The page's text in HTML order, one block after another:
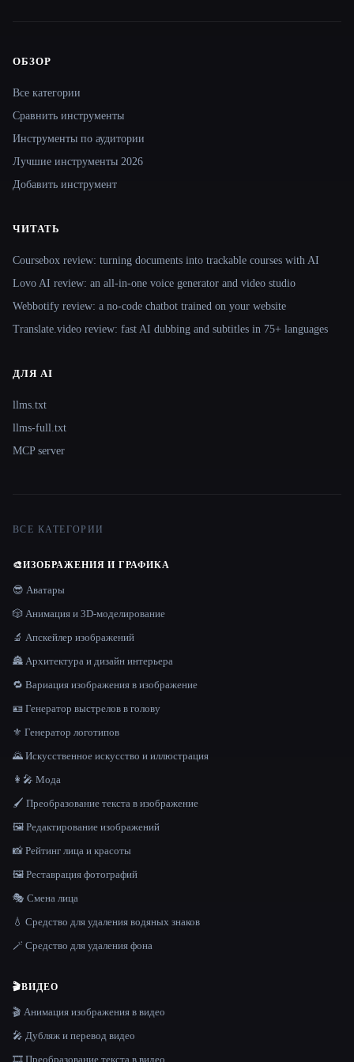
Site navigation
ОБЗОР
Все категории
Сравнить инструменты
Инструменты по аудитории
Лучшие инструменты 2026
Добавить инструмент
ЧИТАТЬ
Coursebox review: turning documents into trackable courses with AI
Lovo AI review: an all-in-one voice generator and video studio
Webbotify review: a no-code chatbot trained on your website
Translate.video review: fast AI dubbing and subtitles in 75+ languages
ДЛЯ AI
llms.txt
llms-full.txt
MCP server
ВСЕ КАТЕГОРИИ
🎨ИЗОБРАЖЕНИЯ И ГРАФИКА
😎 Аватары
🎲 Анимация и 3D-моделирование
🔬 Апскейлер изображений
🏯 Архитектура и дизайн интерьера
🔁 Вариация изображения в изображение
🪪 Генератор выстрелов в голову
⚜️ Генератор логотипов
🌄 Искусственное искусство и иллюстрация
👩‍🎤 Мода
🖌️ Преобразование текста в изображение
🖼️ Редактирование изображений
📸 Рейтинг лица и красоты
🖼️ Реставрация фотографий
🎭 Смена лица
💧 Средство для удаления водяных знаков
🪄 Средство для удаления фона
🎬ВИДЕО
🎬 Анимация изображения в видео
🎤 Дубляж и перевод видео
🎞️ Преобразование текста в видео